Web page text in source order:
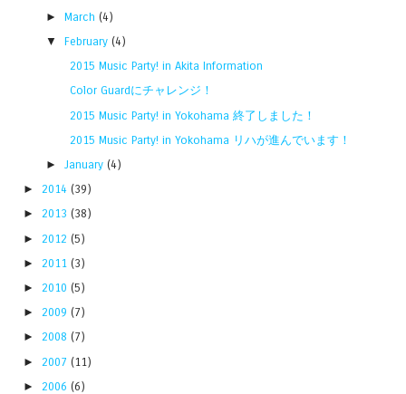
►March (4)
▼February (4)
2015 Music Party! in Akita Information
Color Guardにチャレンジ！
2015 Music Party! in Yokohama 終了しました！
2015 Music Party! in Yokohama リハが進んでいます！
►January (4)
► 2014 (39)
► 2013 (38)
► 2012 (5)
► 2011 (3)
► 2010 (5)
► 2009 (7)
► 2008 (7)
► 2007 (11)
► 2006 (6)